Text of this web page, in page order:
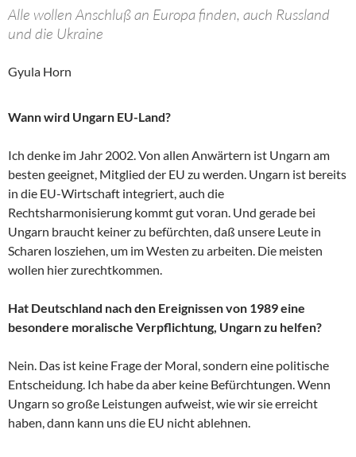
Alle wollen Anschluß an Europa finden, auch Russland
und die Ukraine
Gyula Horn
Wann wird Ungarn EU-Land?
Ich denke im Jahr 2002. Von allen Anwärtern ist Ungarn am
besten geeignet, Mitglied der EU zu werden. Ungarn ist bereits
in die EU-Wirtschaft integriert, auch die
Rechtsharmonisierung kommt gut voran. Und gerade bei
Ungarn braucht keiner zu befürchten, daß unsere Leute in
Scharen losziehen, um im Westen zu arbeiten. Die meisten
wollen hier zurechtkommen.
Hat Deutschland nach den Ereignissen von 1989 eine
besondere moralische Verpflichtung, Ungarn zu helfen?
Nein. Das ist keine Frage der Moral, sondern eine politische
Entscheidung. Ich habe da aber keine Befürchtungen. Wenn
Ungarn so große Leistungen aufweist, wie wir sie erreicht
haben, dann kann uns die EU nicht ablehnen.